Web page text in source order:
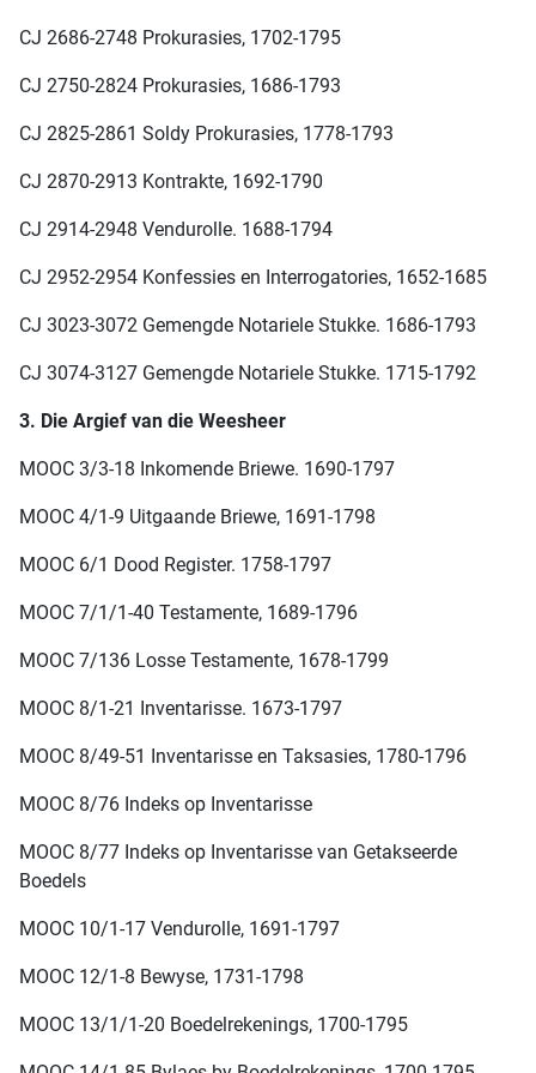
CJ 2686-2748 Prokurasies, 1702-1795
CJ 2750-2824 Prokurasies, 1686-1793
CJ 2825-2861 Soldy Prokurasies, 1778-1793
CJ 2870-2913 Kontrakte, 1692-1790
CJ 2914-2948 Vendurolle. 1688-1794
CJ 2952-2954 Konfessies en Interrogatories, 1652-1685
CJ 3023-3072 Gemengde Notariele Stukke. 1686-1793
CJ 3074-3127 Gemengde Notariele Stukke. 1715-1792
3. Die Argief van die Weesheer
MOOC 3/3-18 Inkomende Briewe. 1690-1797
MOOC 4/1-9 Uitgaande Briewe, 1691-1798
MOOC 6/1 Dood Register. 1758-1797
MOOC 7/1/1-40 Testamente, 1689-1796
MOOC 7/136 Losse Testamente, 1678-1799
MOOC 8/1-21 Inventarisse. 1673-1797
MOOC 8/49-51 Inventarisse en Taksasies, 1780-1796
MOOC 8/76 Indeks op Inventarisse
MOOC 8/77 Indeks op Inventarisse van Getakseerde
Boedels
MOOC 10/1-17 Vendurolle, 1691-1797
MOOC 12/1-8 Bewyse, 1731-1798
MOOC 13/1/1-20 Boedelrekenings, 1700-1795